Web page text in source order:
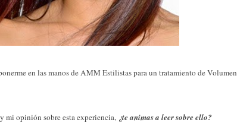
en las manos de AMM Estilistas para un tratamiento de Volumen
mi opinión sobre esta experiencia, ¿te animas a leer sobre ello?